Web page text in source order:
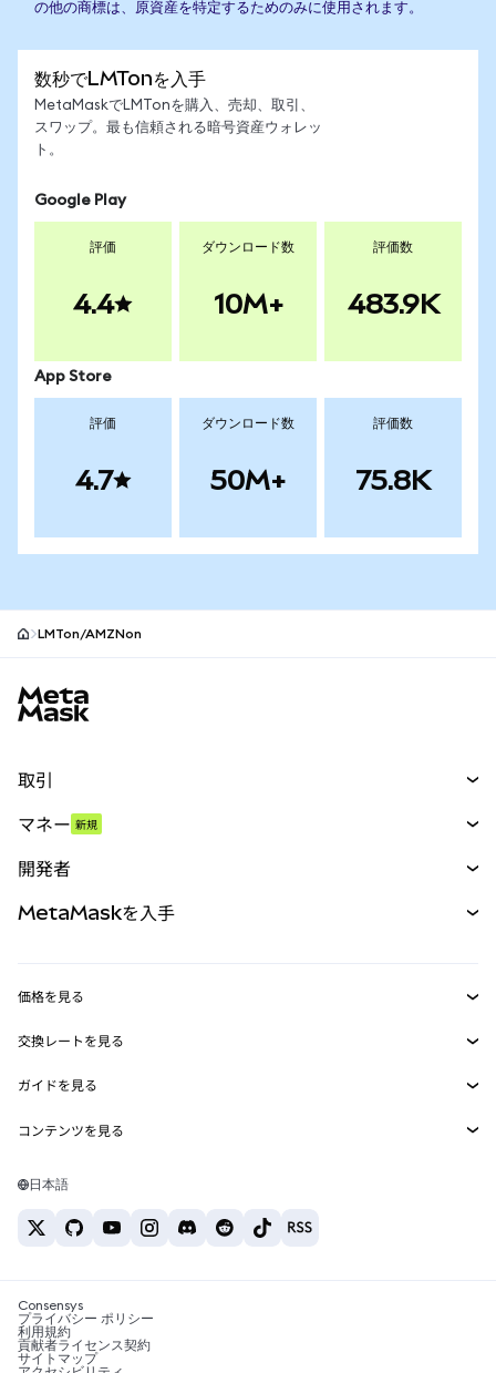
の他の商標は、原資産を特定するためのみに使用されます。
数秒でLMTonを入手
MetaMaskでLMTonを購入、売却、取引、
スワップ。最も信頼される暗号資産ウォレッ
ト。
Google Play
評価
4.4
ダウンロード数
10M+
評価数
483.9K
App Store
評価
4.7
ダウンロード数
50M+
評価数
75.8K
LMTon/AMZNon
取引
パーペチュアル
RWA
マネー 新規
開発者
MetaMask Connect
Snaps
Web3サービス
MetaMaskを入手
セキュリティ
サポート
キャリア
お問い合わせ
価格を見る
イーサリアムの価格
Solanaの価格
Tetherの価格
交換レートを見る
ETH→USD
USDT→INR
BTC→INR
ETH→USDT
ガイドを見る
ETHの購入
USDTの購入
SHIBの購入
BNBの購入
コンテンツを見る
Solanaウォレット
税制関連ニュース
暗号資産の購入方法は？
日本語
Consensys
プライバシー ポリシー
利用規約
貢献者ライセンス契約
サイトマップ